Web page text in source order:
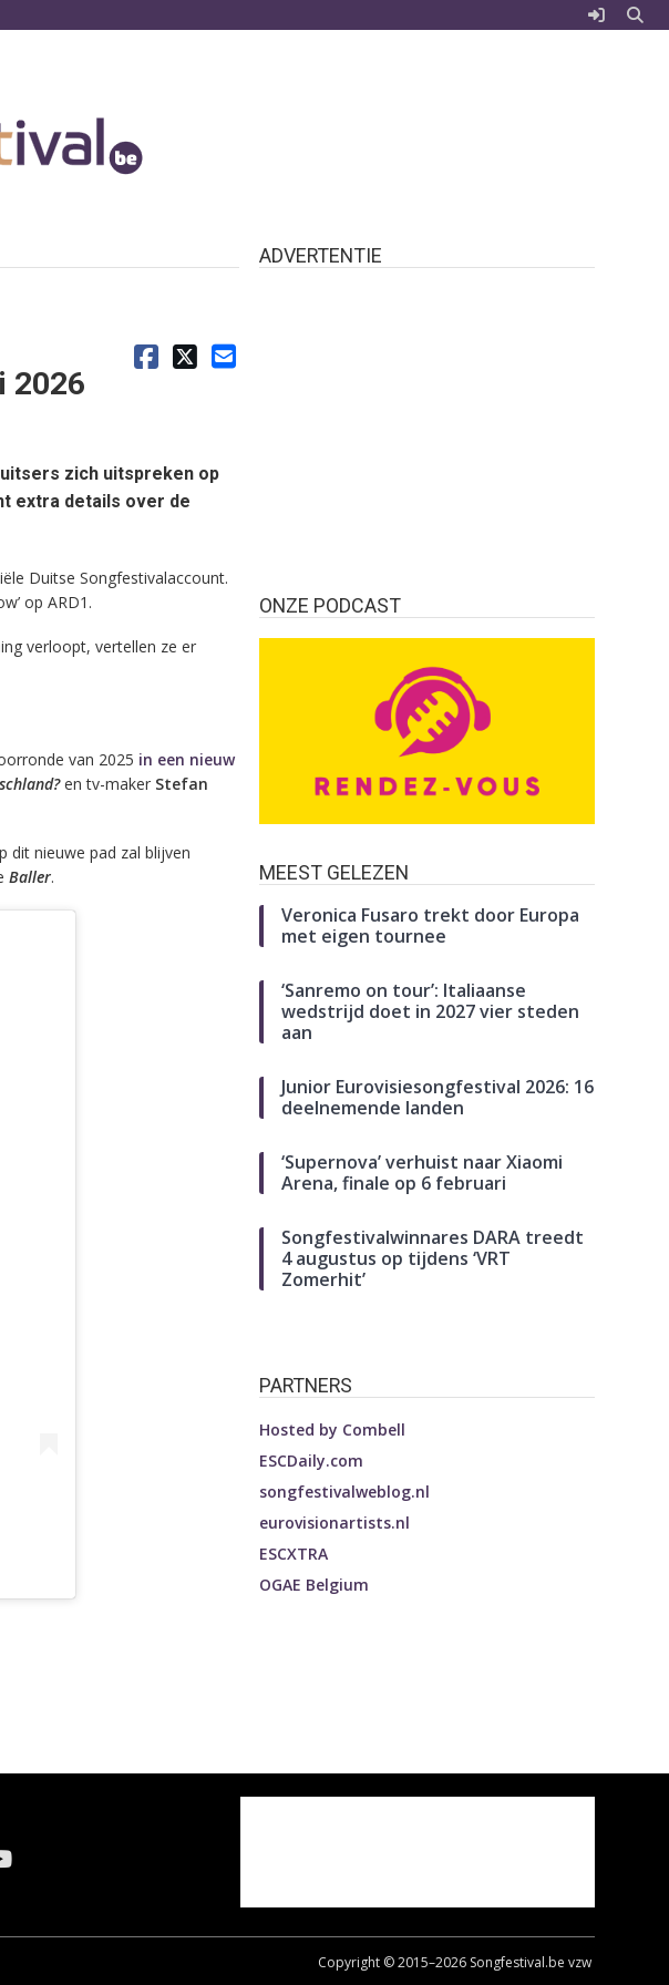
2026
zich uitspreken op
extra details over de
Duitse Songfestivalaccount.
op ARD1.
verloopt, vertellen ze er
van 2025 in een nieuw
en tv-maker Stefan
dit nieuwe pad zal blijven
Baller.
ADVERTENTIE
ONZE PODCAST
MEEST GELEZEN
Veronica Fusaro trekt door Europa
met eigen tournee
‘Sanremo on tour’: Italiaanse
wedstrijd doet in 2027 vier steden
aan
Junior Eurovisiesongfestival 2026: 16
deelnemende landen
‘Supernova’ verhuist naar Xiaomi
Arena, finale op 6 februari
Songfestivalwinnares DARA treedt
4 augustus op tijdens ‘VRT
Zomerhit’
PARTNERS
Hosted by Combell
ESCDaily.com
songfestivalweblog.nl
eurovisionartists.nl
ESCXTRA
OGAE Belgium
Copyright © 2015–2026 Songfestival.be vzw